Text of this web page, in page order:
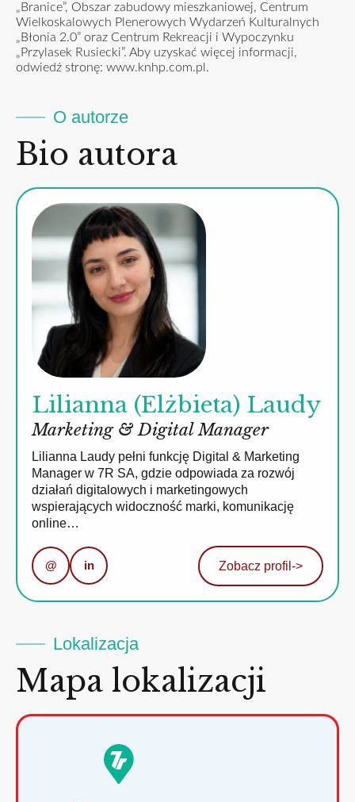
„Branice”, Obszar zabudowy mieszkaniowej, Centrum
Wielkoskalowych Plenerowych Wydarzeń Kulturalnych
„Błonia 2.0” oraz Centrum Rekreacji i Wypoczynku
„Przylasek Rusiecki”. Aby uzyskać więcej informacji,
odwiedź stronę: www.knhp.com.pl .
O autorze
Bio autora
Lilianna (Elżbieta) Laudy
Marketing & Digital Manager
Lilianna Laudy pełni funkcję Digital & Marketing
Manager w 7R SA, gdzie odpowiada za rozwój
działań digitalowych i marketingowych
wspierających widoczność marki, komunikację
online…
@ in Zobacz profil ->
Lokalizacja
Mapa lokalizacji